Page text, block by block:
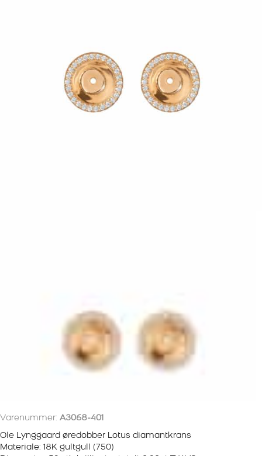
Varenummer: A3068-401
Ole Lynggaard øredobber Lotus diamantkrans
Materiale: 18K gultgull (750)